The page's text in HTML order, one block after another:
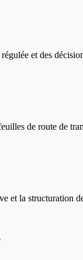
et des
de route de
et la structuration